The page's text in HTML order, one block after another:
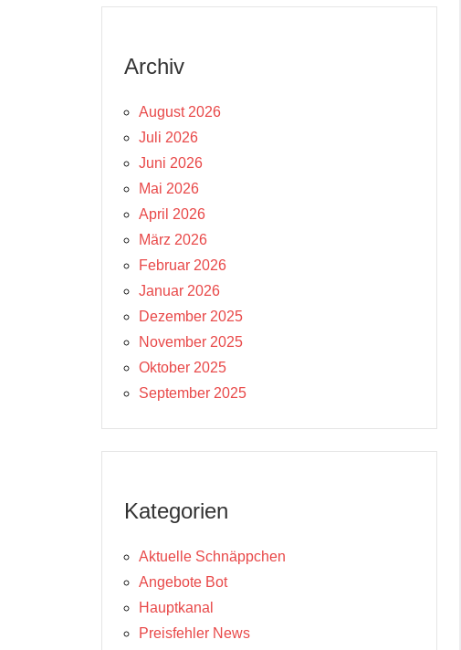
Archiv
August 2026
Juli 2026
Juni 2026
Mai 2026
April 2026
März 2026
Februar 2026
Januar 2026
Dezember 2025
November 2025
Oktober 2025
September 2025
Kategorien
Aktuelle Schnäppchen
Angebote Bot
Hauptkanal
Preisfehler News